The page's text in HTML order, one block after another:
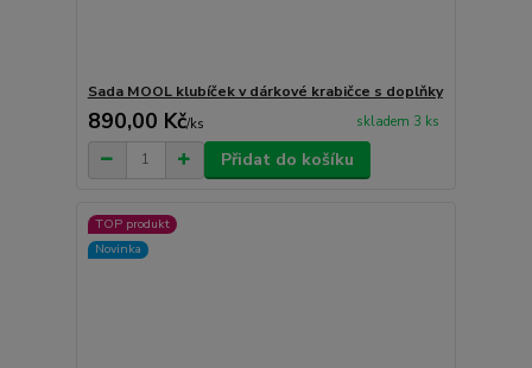
Sada MOOL klubíček v dárkové krabičce s doplňky
890,00 Kč/ks skladem 3 ks
Přidat do košíku
TOP produkt
Novinka